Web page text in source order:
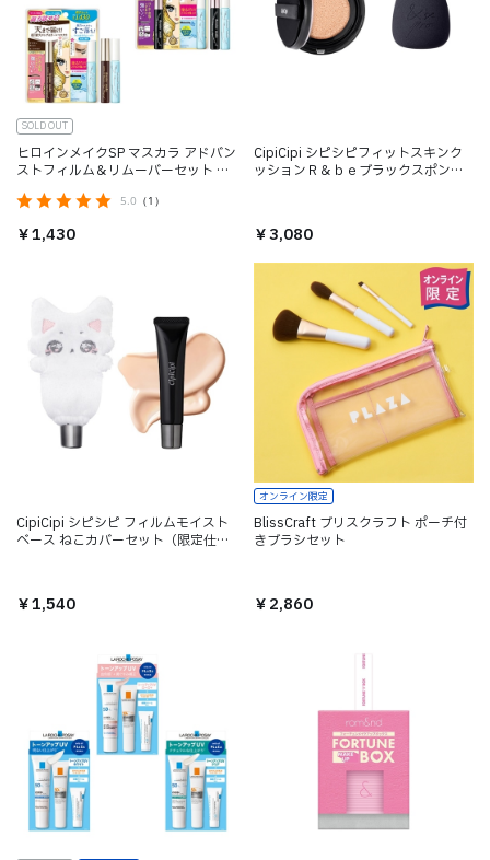
SOLD OUT
ヒロインメイクSP マスカラ アドバン
ストフィルム＆リムーバーセット ※
5.0 （1）
￥1,430
CipiCipi シピシピフィットスキンク
ッションＲ＆ｂｅブラックスポンジ
￥3,080
CipiCipi シピシピ フィルムモイスト
ベース ねこカバーセット（限定仕
￥1,540
オンライン限定
BlissCraft ブリスクラフト ポーチ付
きブラシセット
￥2,860